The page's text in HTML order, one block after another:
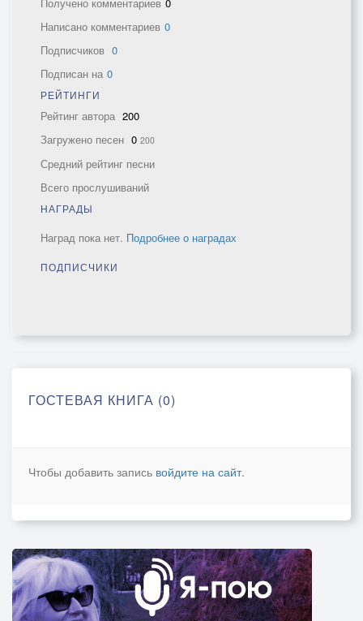
Написано комментариев 0
Подписчиков 0
Подписан на 0
РЕЙТИНГИ
Рейтинг автора 200
Загружено песен 0 200
Средний рейтинг песни
Всего прослушиваний
НАГРАДЫ
Наград пока нет. Подробнее о наградах
ПОДПИСЧИКИ
ГОСТЕВАЯ КНИГА (0)
Чтобы добавить запись войдите на сайт.